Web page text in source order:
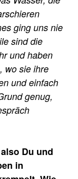
ging uns nie
sind die
und haben
wo sie ihre
und einfach
genug,
Du und
in